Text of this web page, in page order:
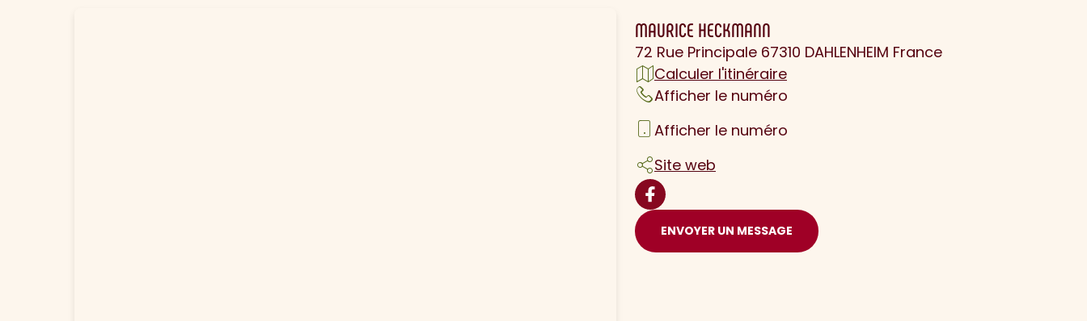
MAURICE HECKMANN
72 Rue Principale 67310 DAHLENHEIM France
Calculer l'itinéraire
Afficher le numéro
Afficher le numéro
Site web
ENVOYER UN MESSAGE